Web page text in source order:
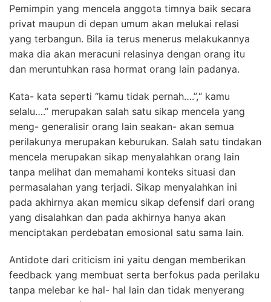
Pemimpin yang mencela anggota timnya baik secara
privat maupun di depan umum akan melukai relasi
yang terbangun. Bila ia terus menerus melakukannya
maka dia akan meracuni relasinya dengan orang itu
dan meruntuhkan rasa hormat orang lain padanya.
Kata- kata seperti “kamu tidak pernah….”,“ kamu
selalu….” merupakan salah satu sikap mencela yang
meng- generalisir orang lain seakan- akan semua
perilakunya merupakan keburukan. Salah satu tindakan
mencela merupakan sikap menyalahkan orang lain
tanpa melihat dan memahami konteks situasi dan
permasalahan yang terjadi. Sikap menyalahkan ini
pada akhirnya akan memicu sikap defensif dari orang
yang disalahkan dan pada akhirnya hanya akan
menciptakan perdebatan emosional satu sama lain.
Antidote dari criticism ini yaitu dengan memberikan
feedback yang membuat serta berfokus pada perilaku
tanpa melebar ke hal- hal lain dan tidak menyerang